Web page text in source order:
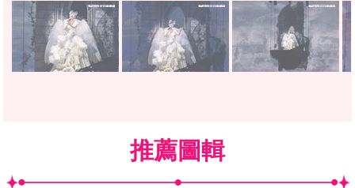
推薦圖輯